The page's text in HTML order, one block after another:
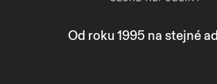
Od roku 1995 na stejné